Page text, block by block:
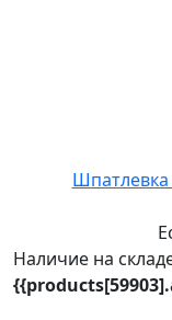
Шпатлевка
Наличие на